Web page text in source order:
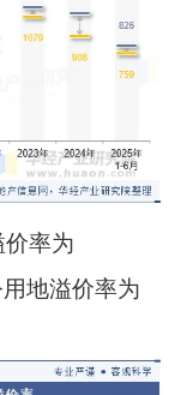
率为
地溢价率为